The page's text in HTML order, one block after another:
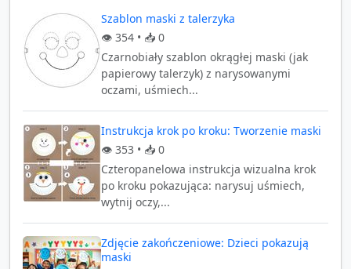
Szablon maski z talerzyka
👁️ 354 • 📥 0
Czarnobiały szablon okrągłej maski (jak
papierowy talerzyk) z narysowanymi
oczami, uśmiech...
Instrukcja krok po kroku: Tworzenie maski
👁️ 353 • 📥 0
Czteropanelowa instrukcja wizualna krok
po kroku pokazująca: narysuj uśmiech,
wytnij oczy,...
Zdjęcie zakończeniowe: Dzieci pokazują
maski